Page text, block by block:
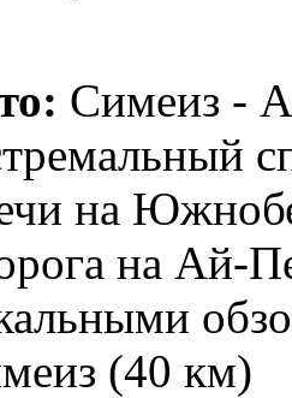
Симеиз -
на
на Ай-
(40 км)